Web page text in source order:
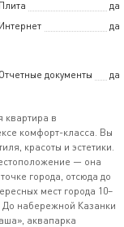
Плита
да
Интернет да
Отчетные документы
да
квартира в
комфорт-класса. Вы
красоты и эстетики.
— она
города, отсюда до
мест города 10–
До набережной Казанки
аквапарка